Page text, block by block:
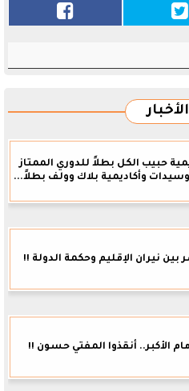
حبيب الكل بطلاً للدوري الممتاز
وأكاديمية بلاك وولف بطلاً...
بين نيران الإقليم وحكمة الدولة !!
الأكبر.. أنقذوا المفتي حسون !!